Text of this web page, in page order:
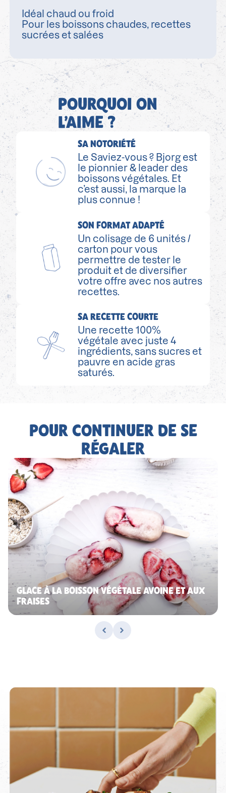
Idéal chaud ou froid
Pour les boissons chaudes, recettes
sucrées et salées
POURQUOI ON
L’AIME ?
SA NOTORIÉTÉ
Le Saviez-vous ? Bjorg est
le pionnier & leader des
boissons végétales. Et
c’est aussi, la marque la
plus connue !
SON FORMAT ADAPTÉ
Un colisage de 6 unités /
carton pour vous
permettre de tester le
produit et de diversifier
votre offre avec nos autres
recettes.
SA RECETTE COURTE
Une recette 100%
végétale avec juste 4
ingrédients, sans sucres et
pauvre en acide gras
saturés.
POUR CONTINUER DE SE
RÉGALER
GLACE À LA BOISSON VÉGÉTALE AVOINE ET AUX
FRAISES